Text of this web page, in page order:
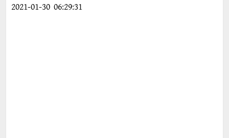
2021-01-30 06:29:31